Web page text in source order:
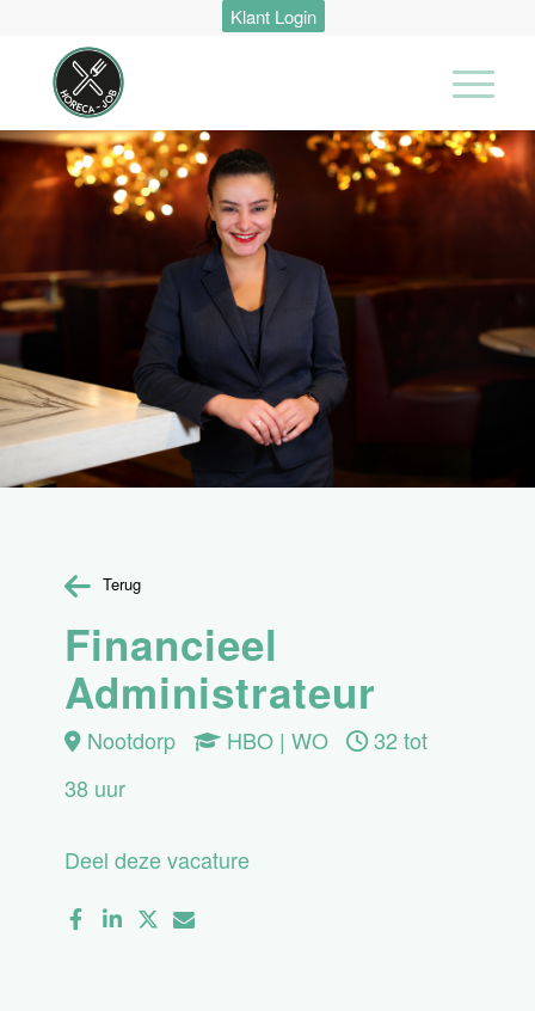
Klant Login
Terug
Financieel
Administrateur
Nootdorp HBO | WO
32 tot
38 uur
Deel deze vacature